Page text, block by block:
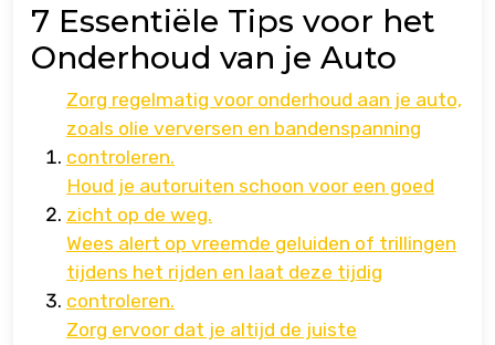
7 Essentiële Tips voor het
Onderhoud van je Auto
Zorg regelmatig voor onderhoud aan je auto,
zoals olie verversen en bandenspanning
controleren.
Houd je autoruiten schoon voor een goed
zicht op de weg.
Wees alert op vreemde geluiden of trillingen
tijdens het rijden en laat deze tijdig
controleren.
Zorg ervoor dat je altijd de juiste